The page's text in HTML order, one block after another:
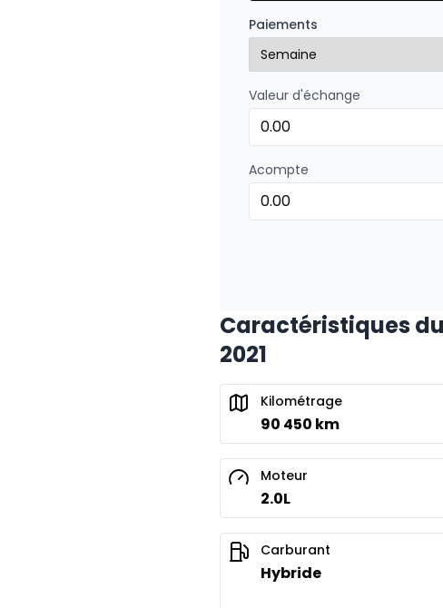
0.00 $ d'acompte • 8.99%
Financement sur 48 mois
Financement sur 48 mois
Financement sur 36 mois
Financement sur 24 mois
Financement sur 24 mois
0.00 $ d'acompte • 8.99%
Paiements
Valeur d'échange
Acompte
Caractéristiques
2021
Kilométrage
90 450 km
Moteur
2.0L
Carburant
Hybride